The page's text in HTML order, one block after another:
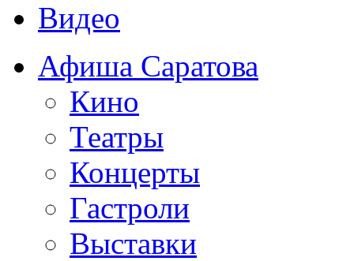
Видео
Афиша Саратова
Кино
Театры
Концерты
Гастроли
Выставки